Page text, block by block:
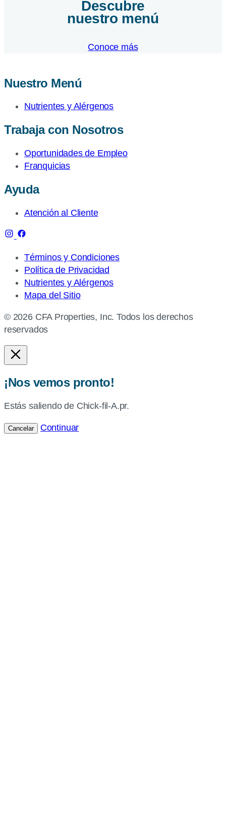
Descubre
nuestro menú
Conoce más
Nuestro Menú
Nutrientes y Alérgenos
Trabaja con Nosotros
Oportunidades de Empleo
Franquicias
Ayuda
Atención al Cliente
Términos y Condiciones
Política de Privacidad
Nutrientes y Alérgenos
Mapa del Sitio
© 2026 CFA Properties, Inc. Todos los derechos
reservados
¡Nos vemos pronto!
Estás saliendo de Chick-fil-A.pr.
Cancelar Continuar